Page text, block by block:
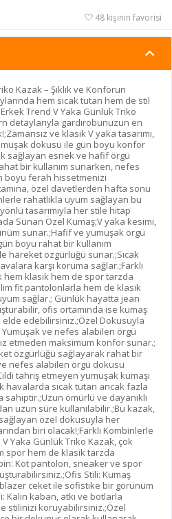
48 kişinin favorisi
Kazak – Şıklık ve Konforun
hem sıcak tutan hem de stil
Trend V Yaka Günlük Triko
detaylarıyla gardırobunuzun en
ve klasik V yaka tasarımı,
dokusu ile gün boyu konfor
sağlayan esnek ve hafif örgü
bir kullanım sunarken, nefes
boyu ferah hissetmenizi
özel davetlerden hafta sonu
rahatlıkla uyum sağlayan bu
tasarımıyla her stile hitap
Sunan Özel Kumaş;V yaka kesimi,
sunar.;Hafif ve yumuşak örgü
boyu rahat bir kullanım
hareket özgürlüğü sunar.;Sıcak
karşı koruma sağlar.;Farklı
klasik hem de spor tarzda
fit pantolonlarla hem de klasik
sağlar.; Günlük hayatta jean
ofis ortamında ise kumaş
edebilirsiniz.;Özel Dokusuyla
ve nefes alabilen örgü
etmeden maksimum konfor sunar.;
özgürlüğü sağlayarak rahat bir
nefes alabilen örgü dokusu
tahriş etmeyen yumuşak kumaşı
havalarda sıcak tutan ancak fazla
sahiptir.;Uzun ömürlü ve dayanıklı
uzun süre kullanılabilir.;Bu kazak,
özel dokusuyla her
biri olacak!;Farklı Kombinlerle
V Yaka Günlük Triko Kazak, çok
spor hem de klasik tarzda
Kot pantolon, sneaker ve spor
Stili: Kumaş
ceket ile sofistike bir görünüm
Kalın kaban, atkı ve botlarla
stilinizi koruyabilirsiniz.;Özel